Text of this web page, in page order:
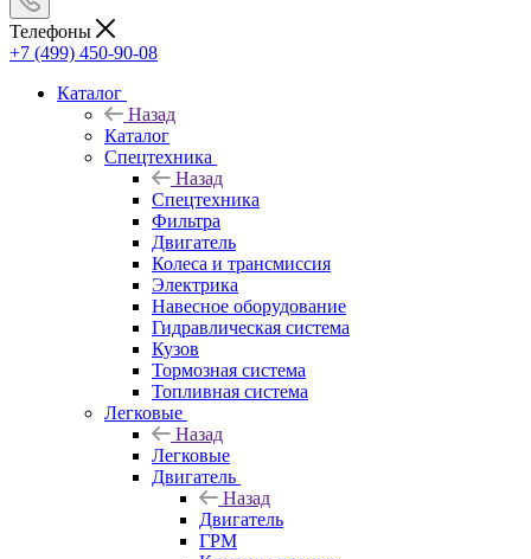
Телефоны
+7 (499) 450-90-08
Каталог
Назад
Каталог
Спецтехника
Назад
Спецтехника
Фильтра
Двигатель
Колеса и трансмиссия
Электрика
Навесное оборудование
Гидравлическая система
Кузов
Тормозная система
Топливная система
Легковые
Назад
Легковые
Двигатель
Назад
Двигатель
ГРМ